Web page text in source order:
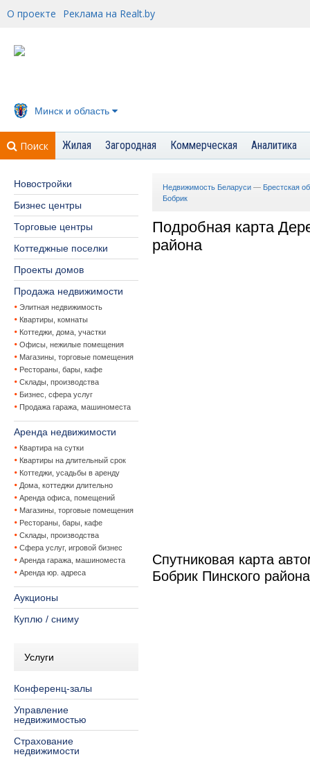
О проекте Реклама на Realt.by
Минск и область
Поиск Жилая Загородная Коммерческая Аналитика
Новостройки
Бизнес центры
Торговые центры
Коттеджные поселки
Проекты домов
Продажа недвижимости
Элитная недвижимость
Квартиры, комнаты
Коттеджи, дома, участки
Офисы, нежилые помещения
Магазины, торговые помещения
Рестораны, бары, кафе
Склады, производства
Бизнес, сфера услуг
Продажа гаража, машиноместа
Аренда недвижимости
Квартира на сутки
Квартиры на длительный срок
Коттеджи, усадьбы в аренду
Дома, коттеджи длительно
Аренда офиса, помещений
Магазины, торговые помещения
Рестораны, бары, кафе
Склады, производства
Сфера услуг, игровой бизнес
Аренда гаража, машиноместа
Аренда юр. адреса
Аукционы
Куплю / сниму
Услуги
Конференц-залы
Управление
недвижимостью
Страхование
недвижимости
Недвижимость Беларуси — Брестская
Бобрик
Подробная карта
района
Спутниковая карта
Бобрик Пинского района